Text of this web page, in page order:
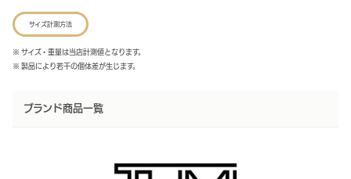
サイズ計測方法
※ サイズ・重量は当店計測値となります。
※ 製品により若干の個体差が生じます。
ブランド商品一覧